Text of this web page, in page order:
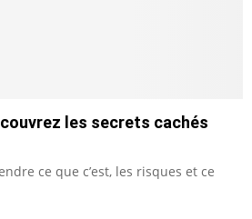
les secrets cachés
ce que c’est, les risques et ce